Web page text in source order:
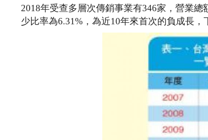
2018年受查多層次傳銷事業有346家，營業
少比率為6.31%，為近10年來首次的負成長，